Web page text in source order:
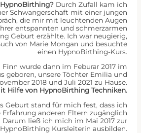
Durch Zufall kam ich
Schwangerschaft mit einer jungen
die mir mit leuchtenden Augen
entspannten und schmerzarmen
Geburt erzählte. Ich war neugierig,
von Marie Mongan und besuchte
einen HypnoBirthing-Kurs.
Finn wurde dann im Feburar 2017 im
geboren, unsere Töchter Emilia und
2018 und Juli 2021 zu Hause.
Hilfe von HypnoBirthing Techniken.
Geburt stand für mich fest, dass ich
Erfahrung anderen Eltern zugänglich
ließ ich mich im Mai 2017 zur
HypnoBirthing Kursleiterin ausbilden.